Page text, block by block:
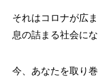
それはコロナが広ま
息の詰まる社会に
今、あなたを取り